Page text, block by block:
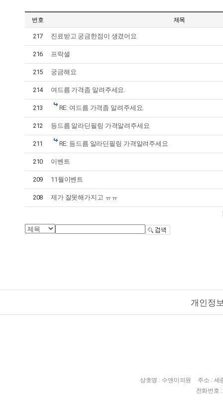
번호 제목
217 진료받고 궁금한점이 생겼어요
216 프락셀
215 궁금해요
214 여드름 가격좀 알려주세요.
213 RE: 여드름 가격좀 알려주세요.
212 등드름 알라딘필링 가격알려주세요
211 RE: 등드름 알라딘필링 가격알려주세요
210 이벤트
209 11월이벤트
208 제가 잘못해가지고 ㅠㅠ
개인정
상호명 : 수앤미의원
주소 : 세
전화번호